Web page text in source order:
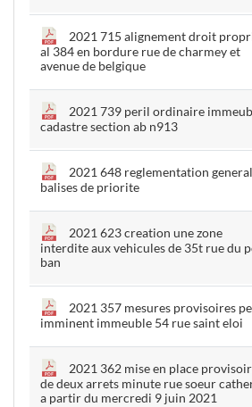
2021 715 alignement droit
al 384 en bordure rue de charmey et
avenue de belgique
2021 739 peril ordinaire
cadastre section ab n913
2021 648 reglementation
balises de priorite
2021 623 creation une zone
interdite aux vehicules de 35t rue du
ban
2021 357 mesures provisoires
imminent immeuble 54 rue saint eloi
2021 362 mise en place
de deux arrets minute rue soeur
a partir du mercredi 9 juin 2021